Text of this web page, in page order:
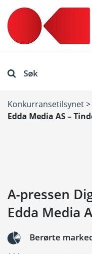
Søk
Konkurransetilsynet>
Edda Media AS –
A-pressen
Edda Media
Berørte